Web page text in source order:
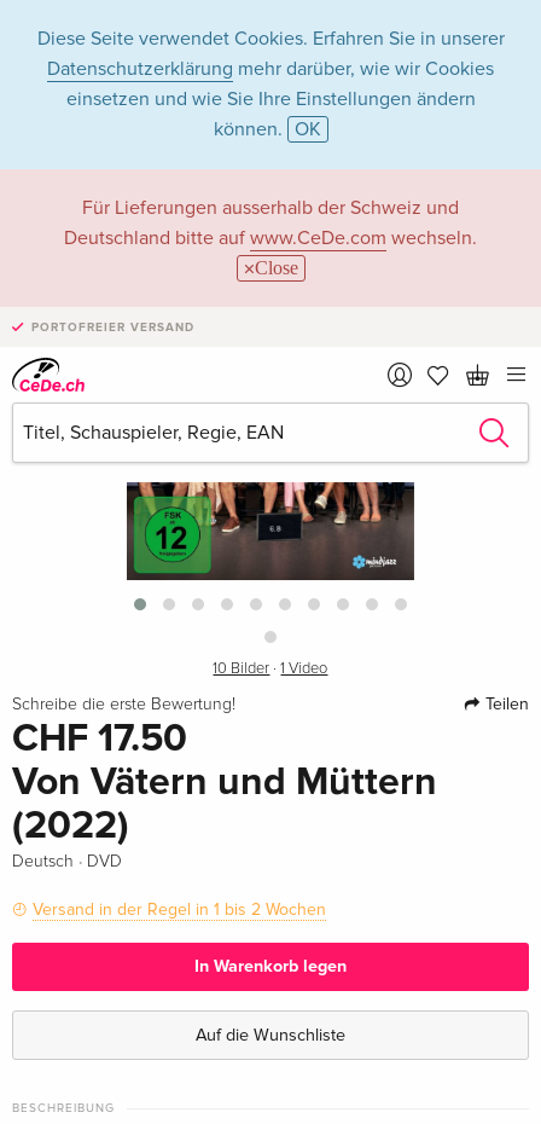
Diese Seite verwendet Cookies. Erfahren Sie in unserer
Datenschutzerklärung mehr darüber, wie wir Cookies
einsetzen und wie Sie Ihre Einstellungen ändern
können. OK
Für Lieferungen ausserhalb der Schweiz und
Deutschland bitte auf www.CeDe.com wechseln.
Close
PORTOFREIER VERSAND
10 Bilder ·1 Video
Schreibe die erste Bewertung! Teilen
CHF 17.50
Von Vätern und Müttern
(2022)
Deutsch · DVD
Versand in der Regel in 1 bis 2 Wochen
In Warenkorb legen
Auf die Wunschliste
BESCHREIBUNG